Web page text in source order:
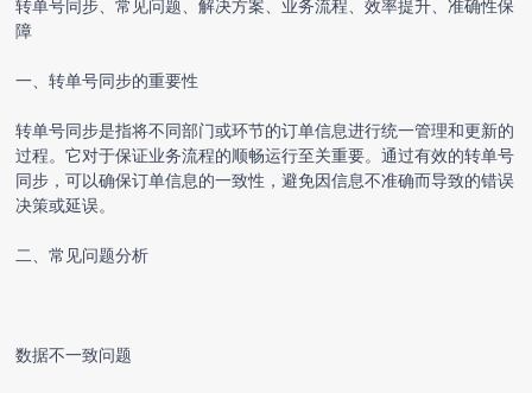
转单号同步、常见问题、解决方案、业务流程、效率提升、准确性保
障
一、转单号同步的重要性
转单号同步是指将不同部门或环节的订单信息进行统一管理和更新的
过程。它对于保证业务流程的顺畅运行至关重要。通过有效的转单号
同步 ，可以确保订单信息的一致性，避免因信息不准确而导致的错误
决策或延误。
二、常见问题分析
数据不一致问题